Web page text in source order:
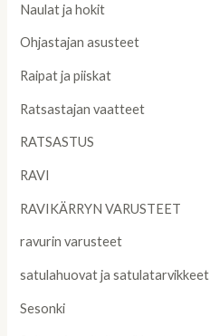
Naulat ja hokit
Ohjastajan asusteet
Raipat ja piiskat
Ratsastajan vaatteet
RATSASTUS
RAVI
RAVIKÄRRYN VARUSTEET
ravurin varusteet
satulahuovat ja satulatarvikkeet
Sesonki